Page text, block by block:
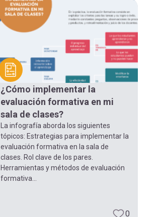
¿Cómo implementar la
evaluación formativa en mi
sala de clases?
La infografía aborda los siguientes
tópicos: Estrategias para implementar la
evaluación formativa en la sala de
clases. Rol clave de los pares.
Herramientas y métodos de evaluación
formativa...
0